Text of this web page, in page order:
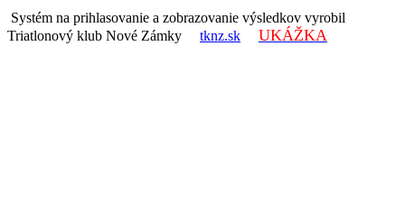
Systém na prihlasovanie a zobrazovanie výsledkov vyrobil
Triatlonový klub Nové Zámky tknz.sk UKÁŽKA